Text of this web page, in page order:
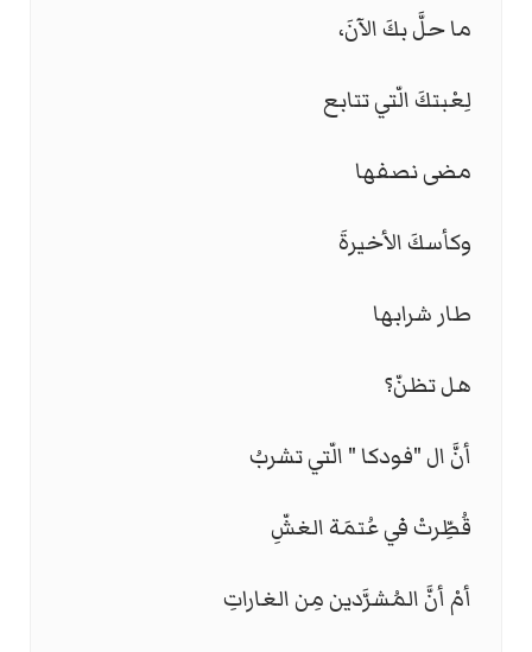
ما حلَّ بكَ الآنَ،
لِعْبتكَ الّتي تتابع
مضى نصفها
وكأسكَ الأخيرةَ
طار شرابها
هل تظنّ؟
أنَّ ال "فودكا " الّتي تشربُ
قُطِّرتْ في عُتمَة الغشِّ
أمْ أنَّ المُشرَّدين مِن الغاراتِ